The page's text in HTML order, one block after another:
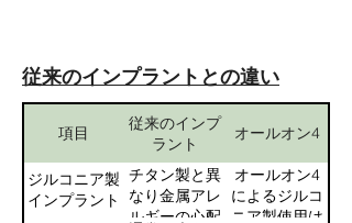
従来のインプラントとの違い
項目
従来のインプ
ラント
オールオン4
ジルコニア製
インプラント
チタン製と異
なり金属アレ
ルギーの心配
オールオン4
によるジルコ
ニア製使用は